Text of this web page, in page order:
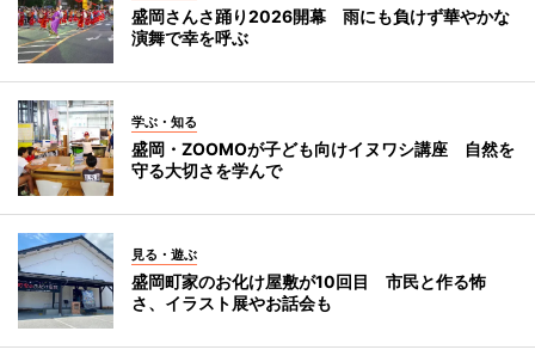
盛岡さんさ踊り2026開幕 雨にも負けず華やかな
演舞で幸を呼ぶ
学ぶ・知る
盛岡・ZOOMOが子ども向けイヌワシ講座 自然を
守る大切さを学んで
見る・遊ぶ
盛岡町家のお化け屋敷が10回目 市民と作る怖
さ、イラスト展やお話会も